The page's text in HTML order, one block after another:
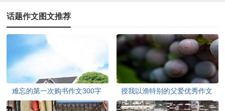
话题作文图文推荐
难忘的第一次购书作文300字 授我以渔特别的父爱优秀作文